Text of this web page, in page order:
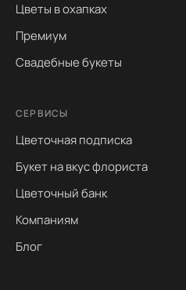
Цветы в охапках
Премиум
Свадебные букеты
СЕРВИСЫ
Цветочная подписка
Букет на вкус флориста
Цветочный банк
Компаниям
Блог